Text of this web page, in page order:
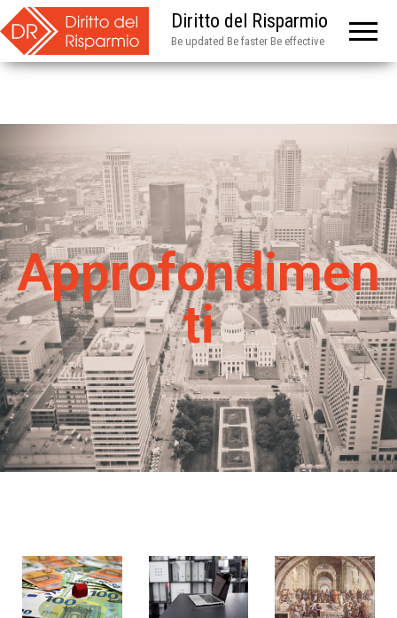
Diritto del Risparmio
Be updated Be faster Be effective
Approfondimen
ti